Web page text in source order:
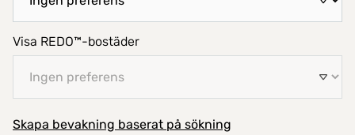
Visa REDO™-bostäder
Skapa bevakning baserat på sökning